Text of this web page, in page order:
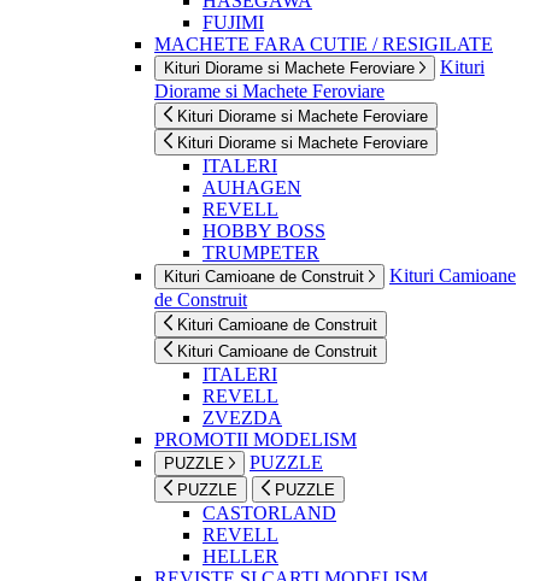
FUJIMI
MACHETE FARA CUTIE / RESIGILATE
Kituri Diorame si Machete Feroviare
Kituri
Diorame si Machete Feroviare
Kituri Diorame si Machete Feroviare
Kituri Diorame si Machete Feroviare
ITALERI
AUHAGEN
REVELL
HOBBY BOSS
TRUMPETER
Kituri Camioane de Construit
Kituri Camioane
de Construit
Kituri Camioane de Construit
Kituri Camioane de Construit
ITALERI
REVELL
ZVEZDA
PROMOTII MODELISM
PUZZLE PUZZLE
PUZZLE PUZZLE
CASTORLAND
REVELL
HELLER